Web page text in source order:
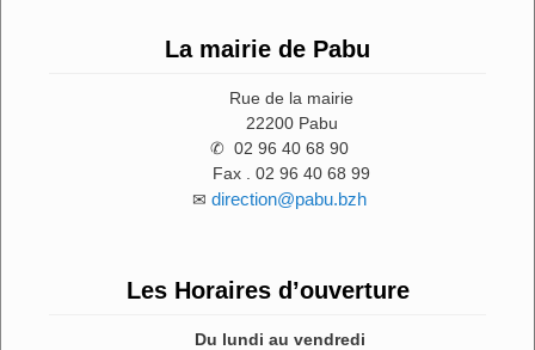
La mairie de Pabu
Rue de la mairie
22200 Pabu
✆ 02 96 40 68 90
Fax . 02 96 40 68 99
✉ direction@pabu.bzh
Les Horaires d’ouverture
Du lundi au vendredi